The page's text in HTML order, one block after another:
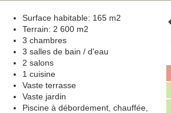
Surface habitable: 165 m2
Terrain: 2 600 m2
3 chambres
3 salles de bain / d'eau
2 salons
1 cuisine
Vaste terrasse
Vaste jardin
Piscine à débordement, chauffée,